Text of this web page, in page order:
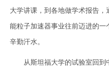
大学讲课，到各地做学术报告
能粒子加速器事业往前迈进的
辛勤汗水。
从斯坦福大学的试验室回到